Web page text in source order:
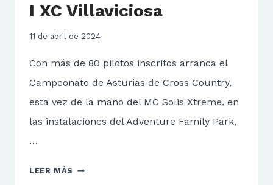
I XC Villaviciosa
11 de abril de 2024
Con más de 80 pilotos inscritos arranca el
Campeonato de Asturias de Cross Country,
esta vez de la mano del MC Solis Xtreme, en
las instalaciones del Adventure Family Park,
…
LEER MÁS